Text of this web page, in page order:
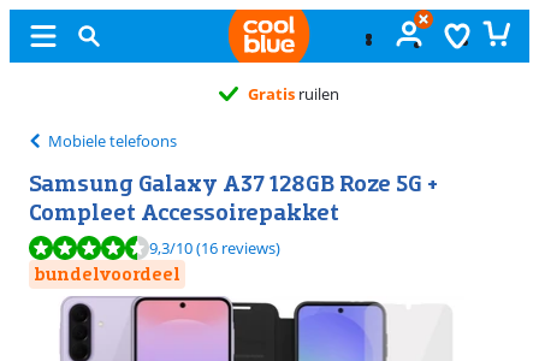
Gratis ruilen
Mobiele telefoons
Samsung Galaxy A37 128GB Roze 5G +
Compleet Accessoirepakket
Beoordeling is 9,3 van de 10, gebaseerd op 16 reviews.
9,3/10(16 reviews)
bundelvoordeel